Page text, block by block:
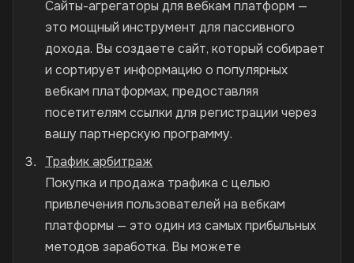
Сайты-агрегаторы для вебкам платформ —
это мощный инструмент для пассивного
дохода. Вы создаете сайт, который собирает
и сортирует информацию о популярных
вебкам платформах, предоставляя
посетителям ссылки для регистрации через
вашу партнерскую программу.
Трафик арбитраж
Покупка и продажа трафика с целью
привлечения пользователей на вебкам
платформы — это один из самых прибыльных
методов заработка. Вы можете